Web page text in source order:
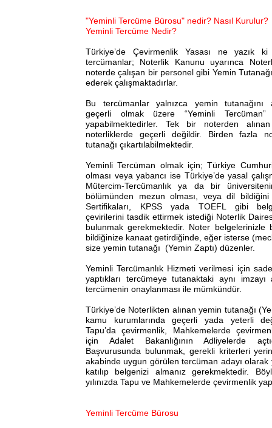
"Yeminli Tercüme Bürosu" nedir? Nasıl Kurulur?
Yeminli Tercüme Nedir?
Türkiye’de Çevirmenlik Yasası ne yazık ki
tercümanlar; Noterlik Kanunu uyarınca
noterde çalışan bir personel gibi Yemin
ederek çalışmaktadırlar.
Bu tercümanlar yalnızca yemin tutanağını
geçerli olmak üzere “Yeminli
yapabilmektedirler. Tek bir noterden
noterliklerde geçerli değildir. Birden fazla
tutanağı çıkartılabilmektedir.
Yeminli Tercüman olmak için; Türkiye
olması veya yabancı ise Türkiye’de yasal
Mütercim-Tercümanlık ya da bir
bölümünden mezun olması, veya dil bildiğini
Sertifikaları, KPSS yada TOEFL gibi
çevirilerini tasdik ettirmek istediği Noterlik
bulunmak gerekmektedir. Noter belgelerinizle
bildiğinize kanaat getirdiğinde, eğer isterse
size yemin tutanağı (Yemin Zaptı) düzenler.
Yeminli Tercümanlık Hizmeti verilmesi için
yaptıkları tercümeye tutanaktaki aynı imzayı
tercümenin onaylanması ile mümkündür.
Türkiye’de Noterlikten alınan yemin tutanağı
kamu kurumlarında geçerli yada yeterli
Tapu’da çevirmenlik, Mahkemelerde
için Adalet Bakanlığının Adliyelerde
Başvurusunda bulunmak, gerekli kriterleri
akabinde uygun görülen tercüman adayı olarak
katılıp belgenizi almanız gerekmektedir.
yılınızda Tapu ve Mahkemelerde çevirmenlik
Yeminli Tercüme Bürosu